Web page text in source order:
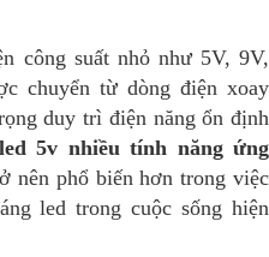
công suất nhỏ như 5V, 9V,
chuyển từ dòng điện xoay
duy trì điện năng ổn định
5v nhiều tính năng ứng
nên phổ biến hơn trong việc
led trong cuộc sống hiện